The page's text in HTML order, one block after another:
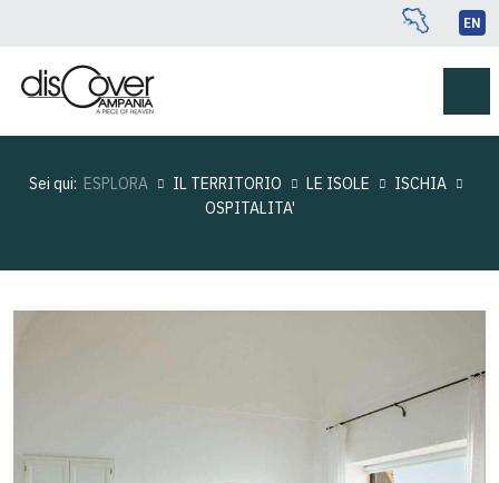
EN
Sei qui: ESPLORA IL TERRITORIO LE ISOLE
ISCHIA
OSPITALITA'